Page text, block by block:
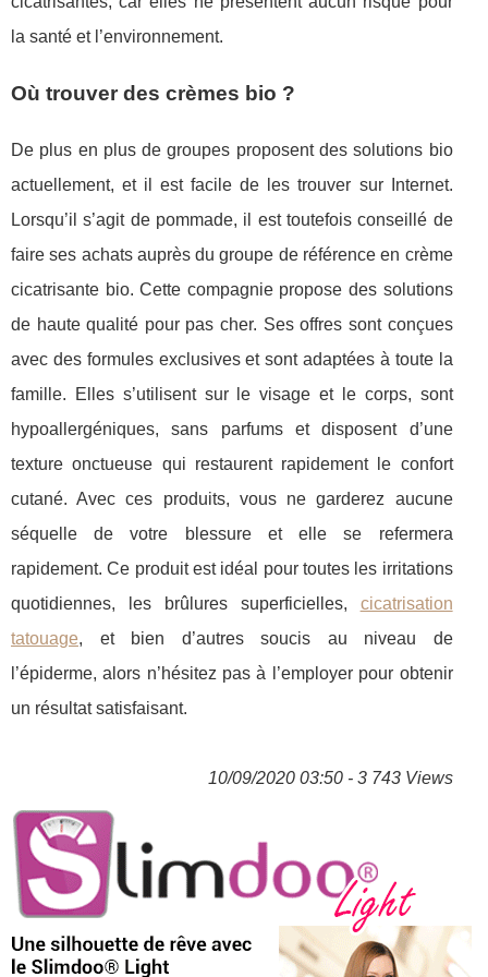
la santé et l’environnement.
Où trouver des crèmes bio ?
De plus en plus de groupes proposent des solutions bio
actuellement, et il est facile de les trouver sur Internet.
Lorsqu’il s’agit de pommade, il est toutefois conseillé de
faire ses achats auprès du groupe de référence en crème
cicatrisante bio. Cette compagnie propose des solutions
de haute qualité pour pas cher. Ses offres sont conçues
avec des formules exclusives et sont adaptées à toute la
famille. Elles s’utilisent sur le visage et le corps, sont
hypoallergéniques, sans parfums et disposent d’une
texture onctueuse qui restaurent rapidement le confort
cutané. Avec ces produits, vous ne garderez aucune
séquelle de votre blessure et elle se refermera
rapidement. Ce produit est idéal pour toutes les irritations
quotidiennes, les brûlures superficielles, cicatrisation
tatouage, et bien d’autres soucis au niveau de
l’épiderme, alors n’hésitez pas à l’employer pour obtenir
un résultat satisfaisant.
10/09/2020 03:50 - 3 743 Views